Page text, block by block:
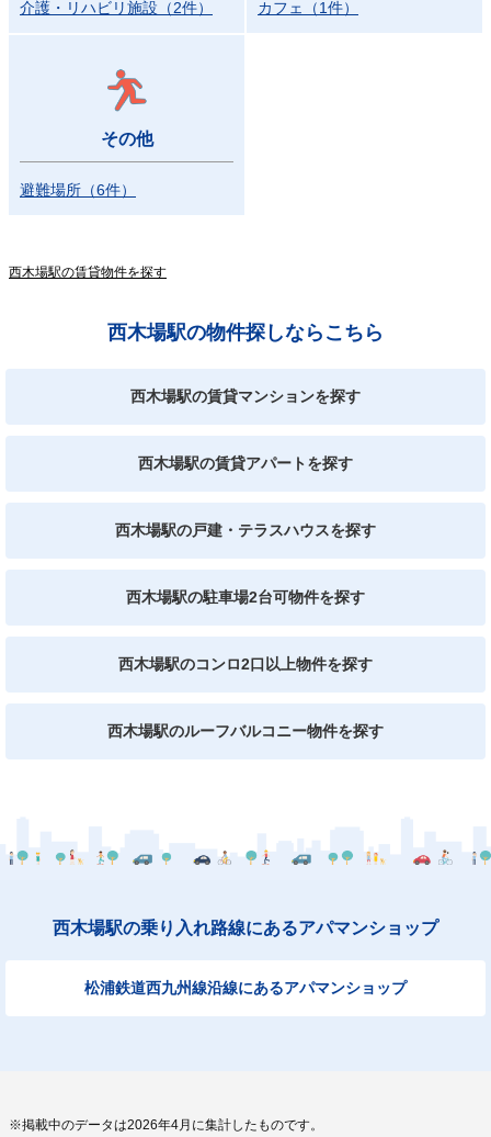
介護・リハビリ施設 （2件） カフェ （1件）
その他
避難場所 （6件）
西木場駅の賃貸物件を探す
西木場駅の物件探しならこちら
西木場駅の賃貸マンションを探す
西木場駅の賃貸アパートを探す
西木場駅の戸建・テラスハウスを探す
西木場駅の駐車場2台可物件を探す
西木場駅のコンロ2口以上物件を探す
西木場駅のルーフバルコニー物件を探す
西木場駅の乗り入れ路線にあるアパマンショップ
松浦鉄道西九州線沿線にあるアパマンショップ
※掲載中のデータは2026年4月に集計したものです。